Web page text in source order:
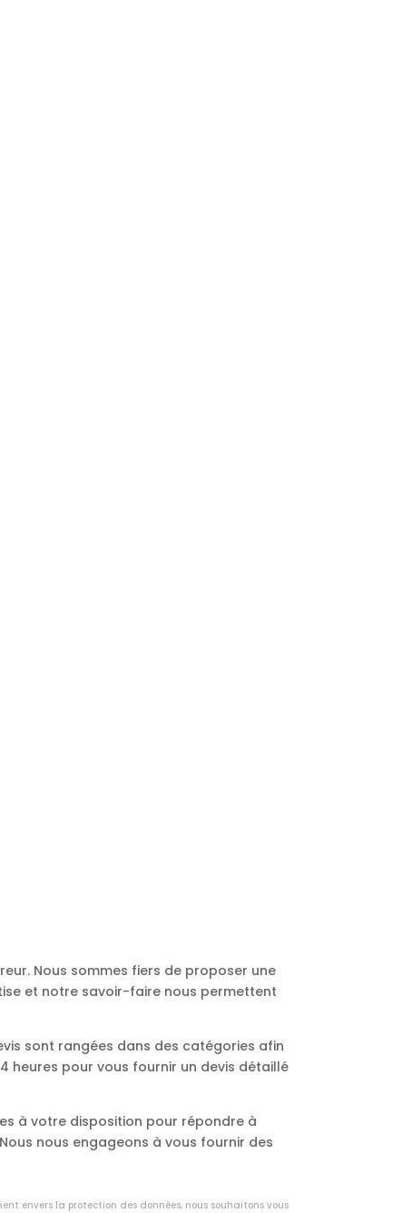
Nous sommes fiers de proposer une
et notre savoir-faire nous permettent
sont rangées dans des catégories afin
heures pour vous fournir un devis détaillé
à votre disposition pour répondre à
nous engageons à vous fournir des
envers la protection des données, nous souhaitons vous